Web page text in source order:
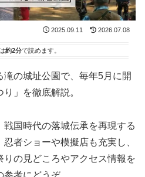
2025.09.11 2026.07.08
約2分で読めます。
の城址公園で、毎年5月に開
」を徹底解説。
国時代の落城伝承を再現する
者ショーや模擬店も充実し、
の見どころやアクセス情報を